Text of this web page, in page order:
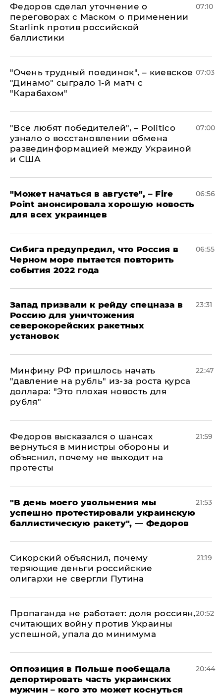
Федоров сделал уточнение о
переговорах с Маском о применении
Starlink против российской
баллистики
07:10
"Очень трудный поединок", – киевское
"Динамо" сыграло 1-й матч с
"Карабахом"
07:03
​"Все любят победителей", – Politico
узнало о восстановлении обмена
развединформацией между Украиной
и США
07:00
"Может начаться в августе", – Fire
Point анонсировала хорошую новость
для всех украинцев
06:56
Сибига предупредил, что Россия в
Черном море пытается повторить
события 2022 года
06:55
Запад призвали к рейду спецназа в
Россию для уничтожения
северокорейских ракетных
установок
23:31
Минфину РФ пришлось начать
"давление на рубль" из-за роста курса
доллара: "Это плохая новость для
рубля"
22:47
Федоров высказался о шансах
вернуться в министры обороны и
объяснил, почему не выходит на
протесты
21:59
​"В день моего увольнения мы
успешно протестировали украинскую
баллистическую ракету", — Федоров
21:53
Сикорский объяснил, почему
теряющие деньги российские
олигархи не свергли Путина
21:19
​Пропаганда не работает: доля россиян,
считающих войну против Украины
успешной, упала до минимума
20:52
Оппозиция в Польше пообещала
депортировать часть украинских
мужчин – кого это может коснуться
20:44